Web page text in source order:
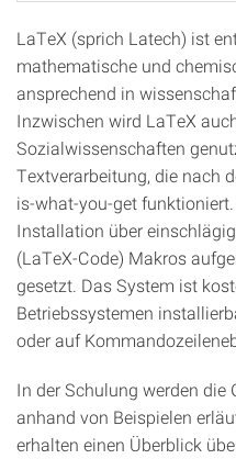
LaTeX (sprich Latech) ist
mathematische und
ansprechend in
Inzwischen wird LaTeX
Sozialwissenschaften
Textverarbeitung, die nach
is-what-you-get
Installation über
(LaTeX-Code) Makros
gesetzt. Das System ist
Betriebssystemen
oder auf
In der Schulung werden die
anhand von Beispielen
erhalten einen Überblick